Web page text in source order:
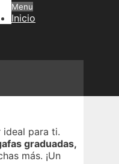
Menu
Inicio
ideal para ti.
graduadas,
más. ¡Un